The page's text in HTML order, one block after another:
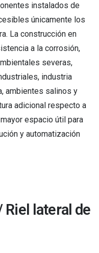
instalados de
únicamente los
La construcción en
a la corrosión,
severas,
industria
ambientes salinos y
adicional respecto a
espacio útil para
y automatización
lateral de